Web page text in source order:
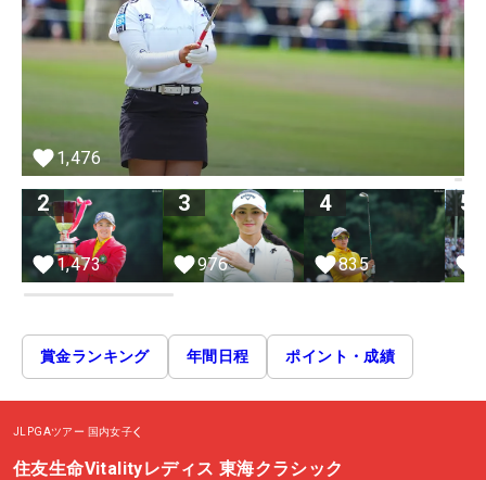
1,476
2
1,473
3
976
4
835
5
賞金ランキング 年間日程 ポイント・成績
JLPGAツアー 国内女子
住友生命Vitalityレディス 東海クラシック